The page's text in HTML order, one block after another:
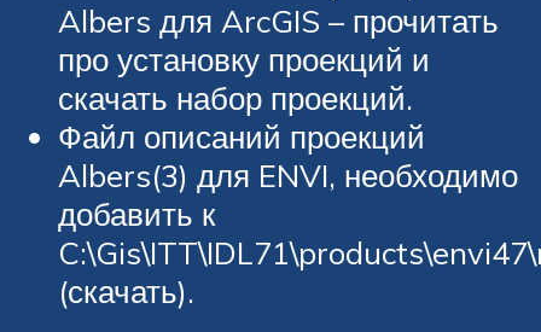
Albers для ArcGIS – прочитать
про установку проекций и
скачать набор проекций.
Файл описаний проекций
Albers(3) для ENVI, необходимо
добавить к
(скачать).